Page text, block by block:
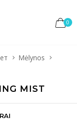
0
Mėlynos
MIST